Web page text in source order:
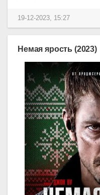
19-12-2023, 15:27
Немая ярость (2023)